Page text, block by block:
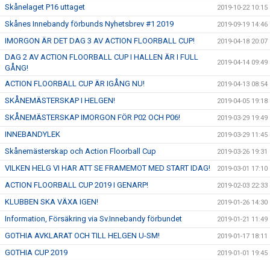
Skånelaget P16 uttaget 2019-10-22 10:15
Skånes Innebandy förbunds Nyhetsbrev #1 2019 2019-09-19 14:46
IMORGON ÄR DET DAG 3 AV ACTION FLOORBALL CUP! 2019-04-18 20:07
DAG 2 AV ACTION FLOORBALL CUP I HALLEN ÄR I FULL
GÅNG!
2019-04-14 09:49
ACTION FLOORBALL CUP ÄR IGÅNG NU! 2019-04-13 08:54
SKÅNEMÄSTERSKAP I HELGEN! 2019-04-05 19:18
SKÅNEMÄSTERSKAP IMORGON FÖR P02 OCH P06! 2019-03-29 19:49
INNEBANDYLEK 2019-03-29 11:45
Skånemästerskap och Action Floorball Cup 2019-03-26 19:31
VILKEN HELG VI HAR ATT SE FRAMEMOT MED START IDAG! 2019-03-01 17:10
ACTION FLOORBALL CUP 2019 I GENARP! 2019-02-03 22:33
KLUBBEN SKA VÄXA IGEN! 2019-01-26 14:30
Information, Försäkring via Sv.Innebandy förbundet 2019-01-21 11:49
GOTHIA AVKLARAT OCH TILL HELGEN U-SM! 2019-01-17 18:11
GOTHIA CUP 2019 2019-01-01 19:45